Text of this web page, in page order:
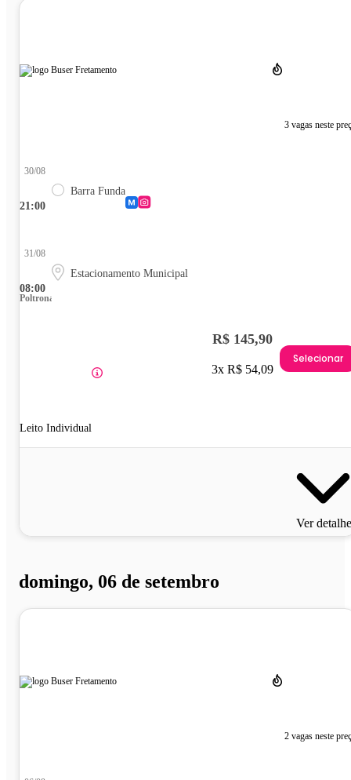
3 vagas neste
21:00
30/08
Barra Funda
08:00
31/08
Estacionamento Municipal
Poltrona
Leito Individual
R$ 145,90
3x R$ 54,09
Selecionar
Ver
domingo, 06 de setembro
2 vagas neste